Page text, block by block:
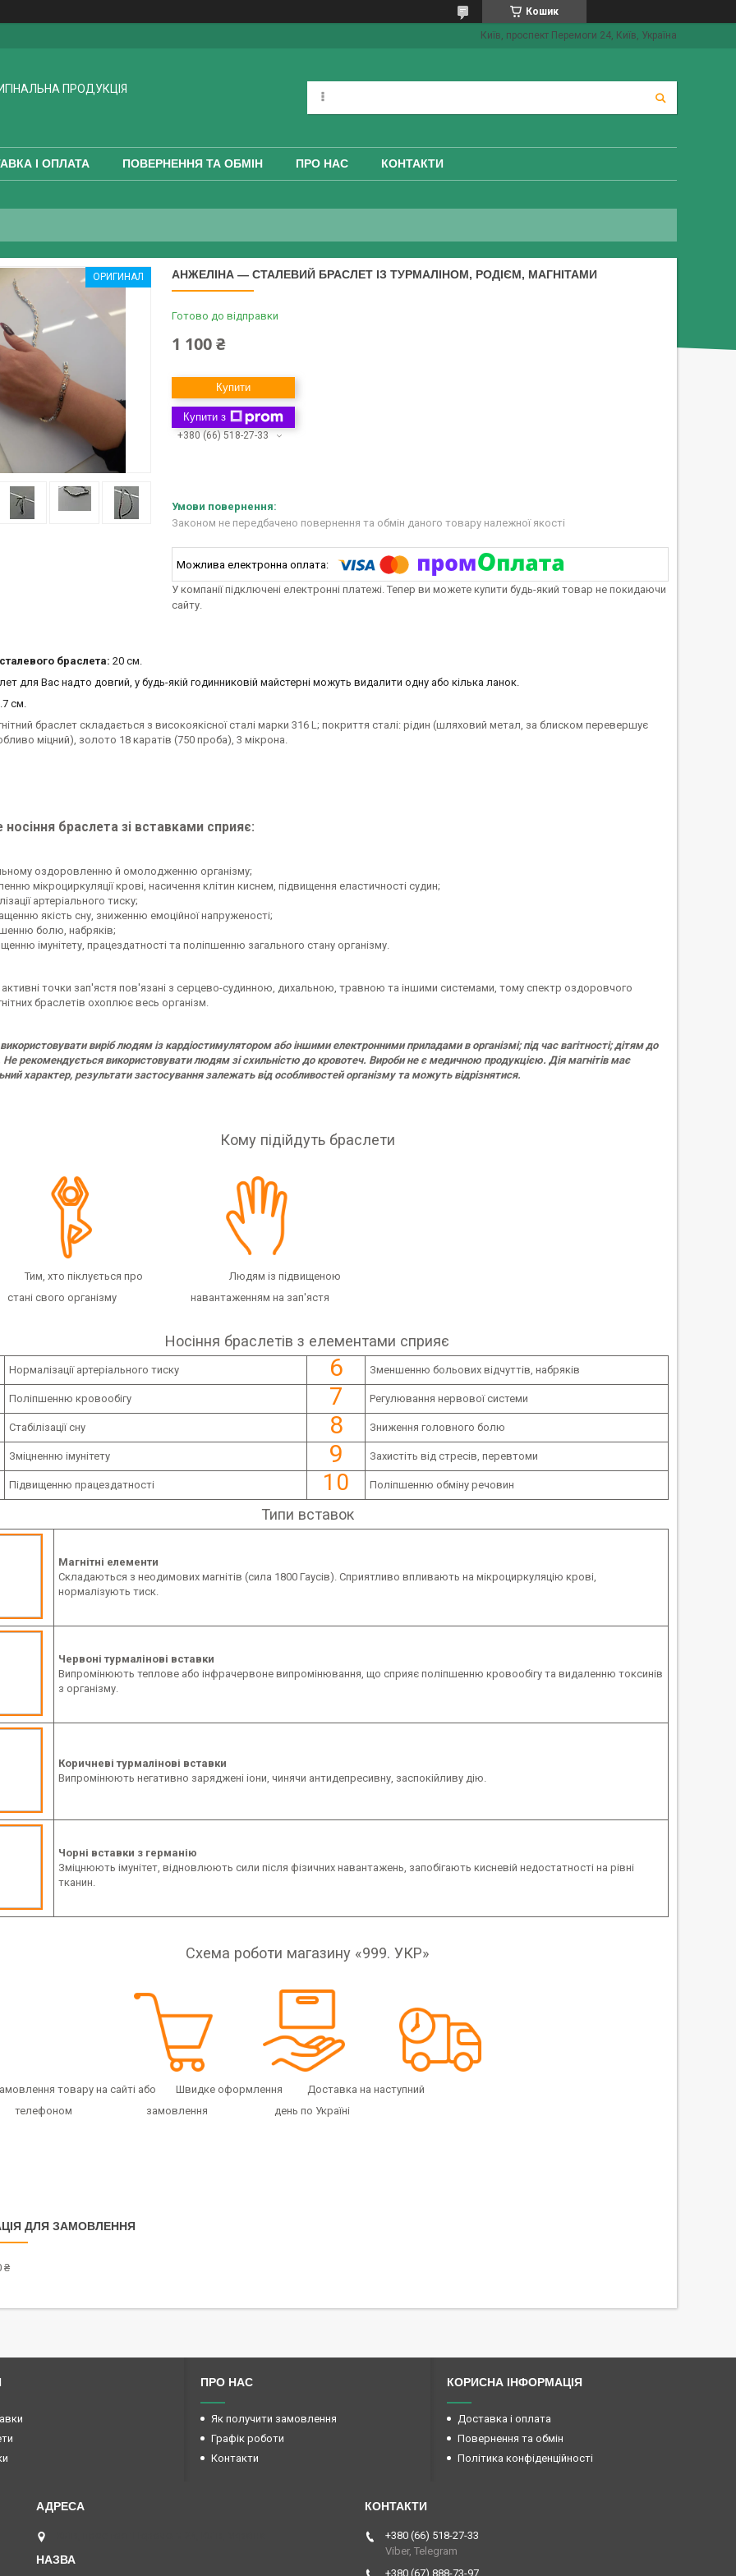
Кошик
Київ, проспект Перемоги 24, Київ, Україна
ПРОДУКЦІЯ
І ОПЛАТА ПОВЕРНЕННЯ ТА ОБМІН ПРО НАС КОНТАКТИ
ОРИГИНАЛ АНЖЕЛІНА — СТАЛЕВИЙ БРАСЛЕТ ІЗ ТУРМАЛІНОМ, РОДІЄМ, МАГНІТАМИ
Готово до відправки
1 100 ₴
Купити
Купити з
+380 (66) 518-27-33
Законом не передбачено повернення та обмін даного товару належної якості
У компанії підключені електронні платежі. Тепер ви можете купити будь-який товар не покидаючи
сайту.
браслета: 20 см.
для Вас надто довгий, у будь-якій годинниковій майстерні можуть видалити одну або кілька ланок.
см.
браслет складається з високоякісної сталі марки 316 L; покриття сталі: рідин (шляховий метал, за блиском перевершує
міцний), золото 18 каратів (750 проба), 3 мікрона.
носіння браслета зі вставками сприяє:
оздоровленню й омолодженню організму;
мікроциркуляції крові, насичення клітин киснем, підвищення еластичності судин;
артеріального тиску;
якість сну, зниженню емоційної напруженості;
болю, набряків;
імунітету, працездатності та поліпшенню загального стану організму.
активні точки зап'ястя пов'язані з серцево-судинною, дихальною, травною та іншими системами, тому спектр оздоровчого
браслетів охоплює весь організм.
виріб людям із кардіостимулятором або іншими електронними приладами в організмі; під час вагітності; дітям до
Не рекомендується використовувати людям зі схильністю до кровотеч. Вироби не є медичною продукцією. Дія магнітів має
характер, результати застосування залежать від особливостей організму та можуть відрізнятися.
Кому підійдуть браслети
піклується про Людям із підвищеною
організму навантаженням на зап'ястя
Носіння браслетів з елементами сприяє
Нормалізації артеріального тиску 6 Зменшенню больових відчуттів, набряків
Поліпшенню кровообігу 7 Регулювання нервової системи
Стабілізації сну 8 Зниження головного болю
Зміцненню імунітету 9 Захистіть від стресів, перевтоми
Підвищенню працездатності 10 Поліпшенню обміну речовин
Типи вставок
Магнітні елементи
Складаються з неодимових магнітів (сила 1800 Гаусів). Сприятливо впливають на мікроциркуляцію крові,
нормалізують тиск.
Червоні турмалінові вставки
Випромінюють теплове або інфрачервоне випромінювання, що сприяє поліпшенню кровообігу та видаленню токсинів
з організму.
Коричневі турмалінові вставки
Випромінюють негативно заряджені іони, чинячи антидепресивну, заспокійливу дію.
Чорні вставки з германію
Зміцнюють імунітет, відновлюють сили після фізичних навантажень, запобігають кисневій недостатності на рівні
тканин.
Схема роботи магазину «999. УКР»
товару на сайті або Швидке оформлення Доставка на наступний
замовлення день по Україні
ДЛЯ ЗАМОВЛЕННЯ
₴
ПРО НАС
Як получити замовлення
Графік роботи
Контакти
КОРИСНА ІНФОРМАЦІЯ
Доставка і оплата
Повернення та обмін
Політика конфіденційності
+380 (66) 518-27-33
Viber, Telegram
+380 (67) 888-73-97